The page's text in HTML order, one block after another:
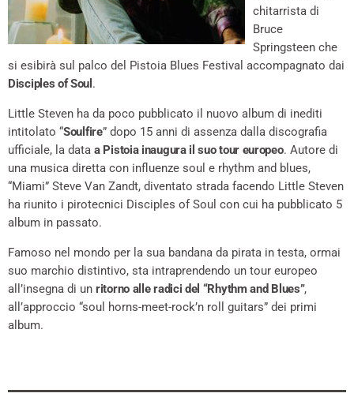
chitarrista di
Bruce
Springsteen che
si esibirà sul palco del Pistoia Blues Festival accompagnato dai
Disciples of Soul .
Little Steven ha da poco pubblicato il nuovo album di inediti
intitolato “Soulfire” dopo 15 anni di assenza dalla discografia
ufficiale, la data a Pistoia inaugura il suo tour europeo. Autore di
una musica diretta con influenze soul e rhythm and blues,
“Miami” Steve Van Zandt, diventato strada facendo Little Steven
ha riunito i pirotecnici Disciples of Soul con cui ha pubblicato 5
album in passato.
Famoso nel mondo per la sua bandana da pirata in testa, ormai
suo marchio distintivo, sta intraprendendo un tour europeo
all’insegna di un ritorno alle radici del “Rhythm and Blues”,
all’approccio “soul horns-meet-rock’n roll guitars” dei primi
album.